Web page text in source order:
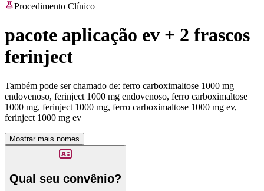
Procedimento Clínico
pacote aplicação ev + 2 frascos
ferinject
Também pode ser chamado de: ferro carboximaltose 1000 mg
endovenoso, ferinject 1000 mg endovenoso, ferro carboximaltose
1000 mg, ferinject 1000 mg, ferro carboximaltose 1000 mg ev,
ferinject 1000 mg ev
Mostrar mais nomes
Qual seu convênio?